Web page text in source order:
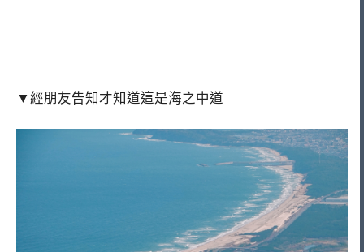
▼經朋友告知才知道這是海之中道